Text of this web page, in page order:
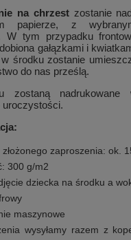
na chrzest zostanie
papierze, z
W tym przypadku
gałązkami i
w środku zostanie
do nas prześlą.
zostaną nadrukowane
złożonego zaproszenia: ok.
300 g/m2
dziecka na środku a
maszynowe
wysyłamy razem z